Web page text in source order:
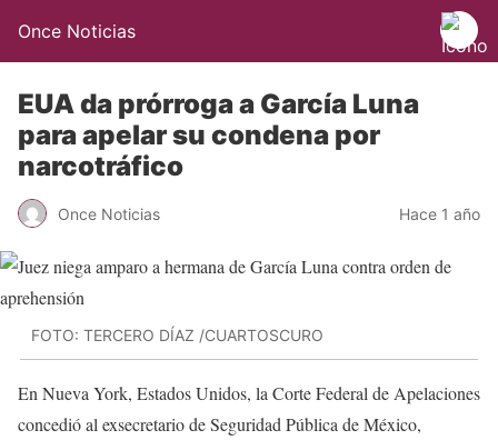
Once Noticias
EUA da prórroga a García Luna
para apelar su condena por
narcotráfico
Once Noticias Hace 1 año
FOTO: TERCERO DÍAZ /CUARTOSCURO
En Nueva York, Estados Unidos, la Corte Federal de Apelaciones
concedió al exsecretario de Seguridad Pública de México,